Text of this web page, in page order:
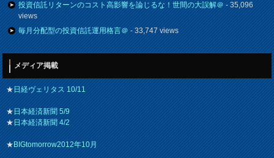
投資信託リターンのコスト高影響を論じるな！世間の大誤解＠- 35,096
views
毎月分配型の投資信託運用格言＠- 33,747 views
メディア掲載
★日経ヴェリタス 10/11
★日本経済新聞 5/9
★日本経済新聞 4/2
★BIGtomorrow2012年10月